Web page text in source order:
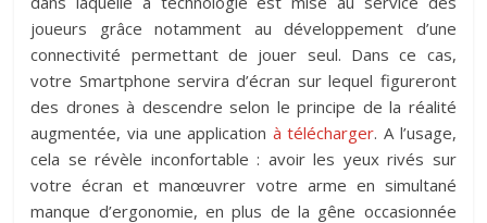
joueurs grâce notamment au développement d’une
connectivité permettant de jouer seul. Dans ce cas,
votre Smartphone servira d’écran sur lequel figureront
des drones à descendre selon le principe de la réalité
augmentée, via une application à télécharger. A l’usage,
cela se révèle inconfortable : avoir les yeux rivés sur
votre écran et manœuvrer votre arme en simultané
manque d’ergonomie, en plus de la gêne occasionnée